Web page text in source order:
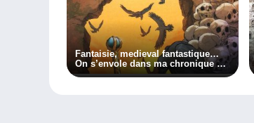
Fantaisie, medieval fantastique…
On s’envole dans ma chronique BD
!